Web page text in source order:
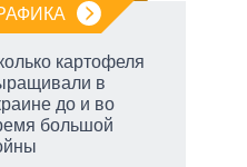
картофеля
в
до и во
большой